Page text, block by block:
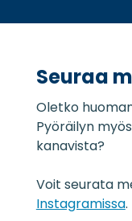
*
o
s
l
o
s
*
Seuraa
Oletko
Pyöräilyn
kanavista?
Voit seurata
Instagramissa.